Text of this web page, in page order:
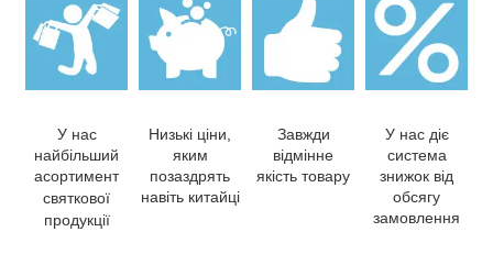
У нас
найбільший
асортимент
святкової
продукції
Низькі ціни,
яким
позаздрять
навіть китайці
Завжди
відмінне
якість товару
У нас діє
система
знижок від
обсягу
замовлення